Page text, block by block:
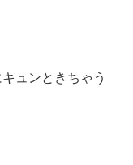
ュンときちゃう